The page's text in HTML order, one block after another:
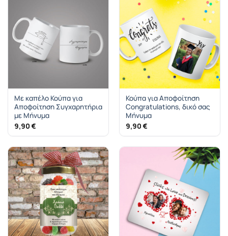
Με καπέλο Κούπα για
Αποφοίτηση Συγχαρητήρια
με Μήνυμα
9,90 €
Κούπα για Αποφοίτηση
Congratulations, δικό σας
Μήνυμα
9,90 €